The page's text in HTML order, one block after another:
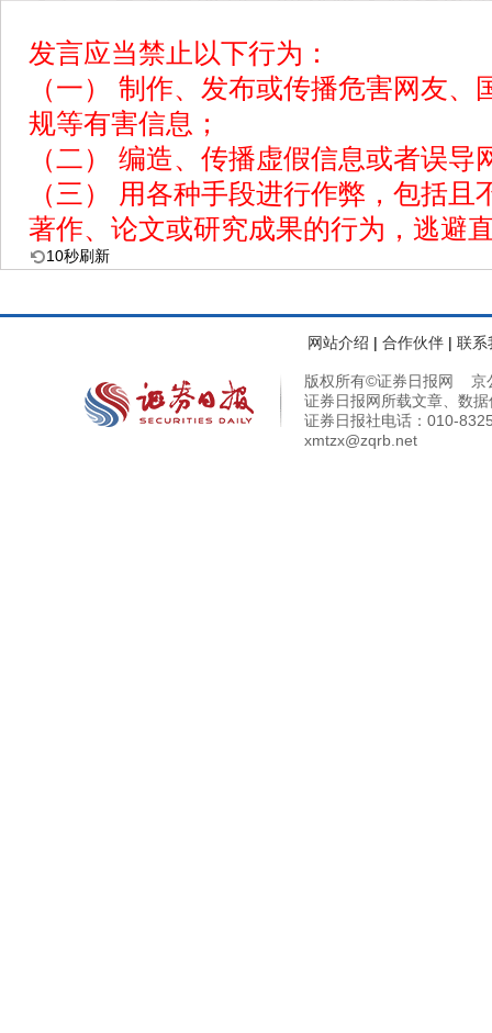
孟庆昕：这一轮AI的变革对四维图新
20多年数据资产，通过AI进行了系统
过AI，原来四维图新沉淀的现实世界
的自动驾驶数据库，最早受限于自动
放，但通过AI我们可以让数据的标注
能快速迭代。第二，让我们的数据更
产品的一个变化。还有就是我们看到
够看到低空经济，包括人工智能里面
户的涌现场景复用，对于四维图新就
化，这是我们的体会。
罗骅：国科恒泰是一家服务于医疗器
发言应当禁止以下行为：
（一） 制作、发布或传播危害网友
规等有害信息；
（二） 编造、传播虚假信息或者误导
（三） 用各种手段进行作弊，包括
著作、论文或研究成果的行为，逃避
10秒刷新
网站介绍 | 合作伙伴 | 联系
版权所有©证券日报网 京
证券日报网所载文章、数
证券日报社电话：010-
xmtzx@zqrb.net